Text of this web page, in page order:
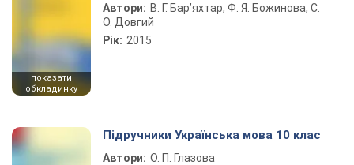
показати
обкладинку
Автори: В. Г. Бар’яхтар, Ф. Я. Божинова, С.
О. Довгий
Рік: 2015
Підручники Українська мова 10 клас
Автори: О. П. Глазова